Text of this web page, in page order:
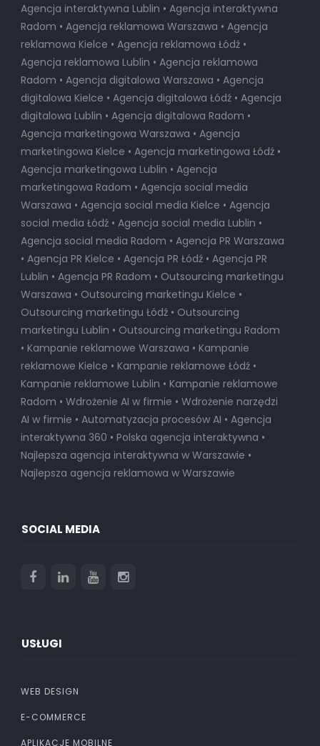
Agencja interaktywna Lublin • Agencja interaktywna
Radom • Agencja reklamowa Warszawa • Agencja
reklamowa Kielce • Agencja reklamowa Łódź •
Agencja reklamowa Lublin • Agencja reklamowa
Radom • Agencja digitalowa Warszawa • Agencja
digitalowa Kielce • Agencja digitalowa Łódź • Agencja
digitalowa Lublin • Agencja digitalowa Radom •
Agencja marketingowa Warszawa • Agencja
marketingowa Kielce • Agencja marketingowa Łódź •
Agencja marketingowa Lublin • Agencja
marketingowa Radom • Agencja social media
Warszawa • Agencja social media Kielce • Agencja
social media Łódź • Agencja social media Lublin •
Agencja social media Radom • Agencja PR Warszawa
• Agencja PR Kielce • Agencja PR Łódź • Agencja PR
Lublin • Agencja PR Radom • Outsourcing marketingu
Warszawa • Outsourcing marketingu Kielce •
Outsourcing marketingu Łódź • Outsourcing
marketingu Lublin • Outsourcing marketingu Radom
• Kampanie reklamowe Warszawa • Kampanie
reklamowe Kielce • Kampanie reklamowe Łódź •
Kampanie reklamowe Lublin • Kampanie reklamowe
Radom • Wdrożenie AI w firmie • Wdrożenie narzędzi
AI w firmie • Automatyzacja procesów AI • Agencja
interaktywna 360 • Polska agencja interaktywna •
Najlepsza agencja interaktywna w Warszawie •
Najlepsza agencja reklamowa w Warszawie
SOCIAL MEDIA
USŁUGI
WEB DESIGN
E-COMMERCE
APLIKACJE MOBILNE